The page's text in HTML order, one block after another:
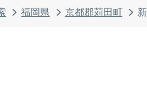
福岡県 京都郡苅田町